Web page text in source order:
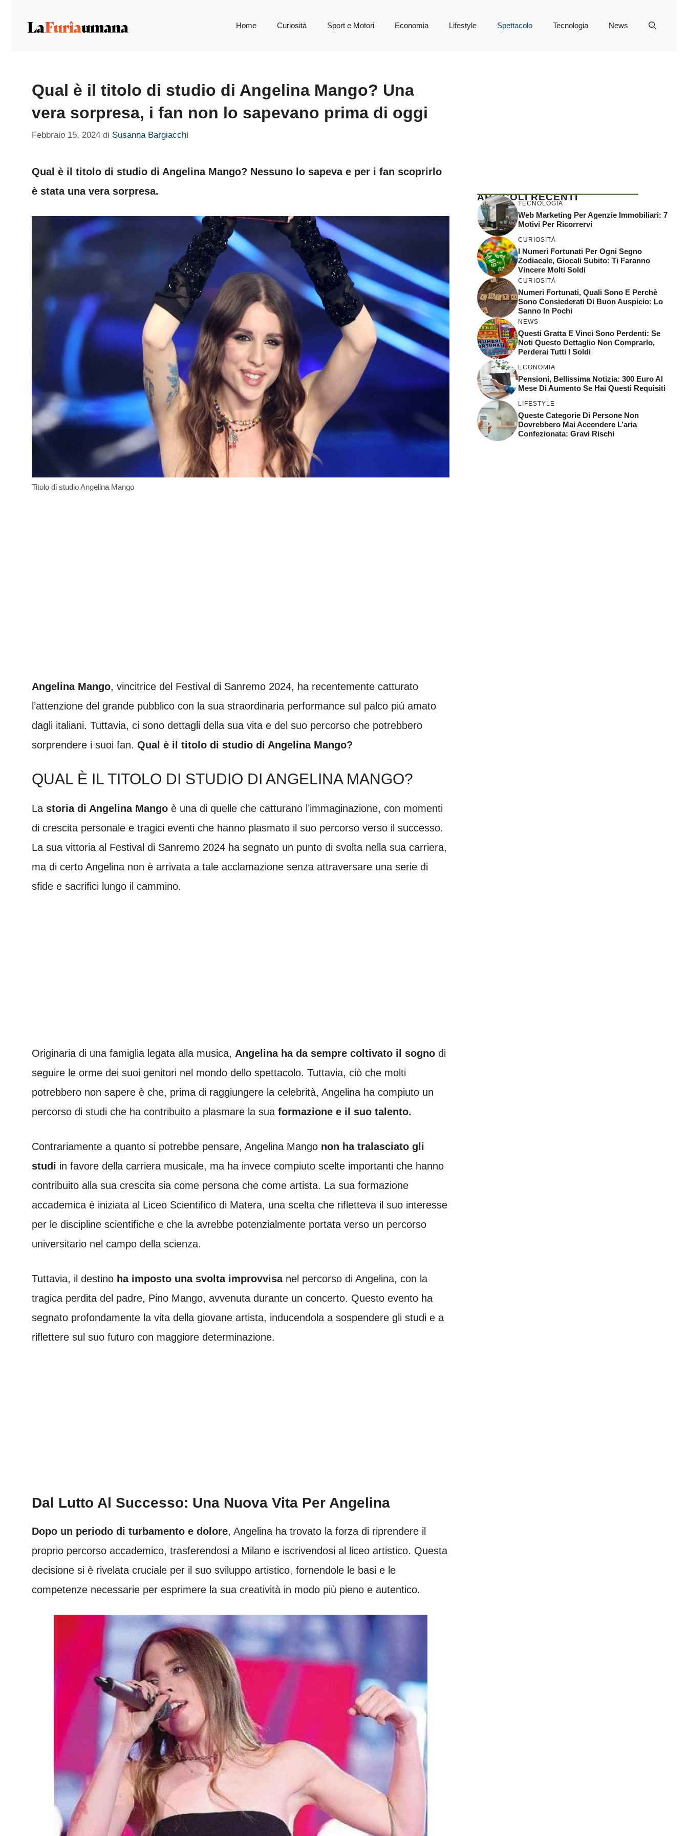
Home Curiosità Sport e Motori Economia Lifestyle Spettacolo Tecnologia News
Qual è il titolo di studio di Angelina Mango? Una
vera sorpresa, i fan non lo sapevano prima di oggi
Febbraio 15, 2024 di Susanna Bargiacchi
Qual è il titolo di studio di Angelina Mango? Nessuno lo sapeva e per i fan scoprirlo
è stata una vera sorpresa.
Titolo di studio Angelina Mango
Angelina Mango, vincitrice del Festival di Sanremo 2024, ha recentemente catturato
l’attenzione del grande pubblico con la sua straordinaria performance sul palco più amato
dagli italiani. Tuttavia, ci sono dettagli della sua vita e del suo percorso che potrebbero
sorprendere i suoi fan. Qual è il titolo di studio di Angelina Mango?
QUAL È IL TITOLO DI STUDIO DI ANGELINA MANGO?
La storia di Angelina Mango è una di quelle che catturano l’immaginazione, con momenti
di crescita personale e tragici eventi che hanno plasmato il suo percorso verso il successo.
La sua vittoria al Festival di Sanremo 2024 ha segnato un punto di svolta nella sua carriera,
ma di certo Angelina non è arrivata a tale acclamazione senza attraversare una serie di
sfide e sacrifici lungo il cammino.
Originaria di una famiglia legata alla musica, Angelina ha da sempre coltivato il sogno di
seguire le orme dei suoi genitori nel mondo dello spettacolo. Tuttavia, ciò che molti
potrebbero non sapere è che, prima di raggiungere la celebrità, Angelina ha compiuto un
percorso di studi che ha contribuito a plasmare la sua formazione e il suo talento.
Contrariamente a quanto si potrebbe pensare, Angelina Mango non ha tralasciato gli
studi in favore della carriera musicale, ma ha invece compiuto scelte importanti che hanno
contribuito alla sua crescita sia come persona che come artista. La sua formazione
accademica è iniziata al Liceo Scientifico di Matera, una scelta che rifletteva il suo interesse
per le discipline scientifiche e che la avrebbe potenzialmente portata verso un percorso
universitario nel campo della scienza.
Tuttavia, il destino ha imposto una svolta improvvisanel percorso di Angelina, con la
tragica perdita del padre, Pino Mango, avvenuta durante un concerto. Questo evento ha
segnato profondamente la vita della giovane artista, inducendola a sospendere gli studi e a
riflettere sul suo futuro con maggiore determinazione.
Dal Lutto Al Successo: Una Nuova Vita Per Angelina
Dopo un periodo di turbamento e dolore, Angelina ha trovato la forza di riprendere il
proprio percorso accademico, trasferendosi a Milano e iscrivendosi al liceo artistico. Questa
decisione si è rivelata cruciale per il suo sviluppo artistico, fornendole le basi e le
competenze necessarie per esprimere la sua creatività in modo più pieno e autentico.
ARTICOLI RECENTI
TECNOLOGIA
Web Marketing Per Agenzie Immobiliari: 7
Motivi Per Ricorrervi
CURIOSITÀ
I Numeri Fortunati Per Ogni Segno
Zodiacale, Giocali Subito: Ti Faranno
Vincere Molti Soldi
CURIOSITÀ
Numeri Fortunati, Quali Sono E Perchè
Sono Consiederati Di Buon Auspicio: Lo
Sanno In Pochi
NEWS
Questi Gratta E Vinci Sono Perdenti: Se
Noti Questo Dettaglio Non Comprarlo,
Perderai Tutti I Soldi
ECONOMIA
Pensioni, Bellissima Notizia: 300 Euro Al
Mese Di Aumento Se Hai Questi Requisiti
LIFESTYLE
Queste Categorie Di Persone Non
Dovrebbero Mai Accendere L’aria
Confezionata: Gravi Rischi